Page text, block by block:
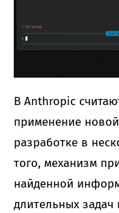
В Anthropic
применение
разработке в
того, механизм
найденной
длительных задач